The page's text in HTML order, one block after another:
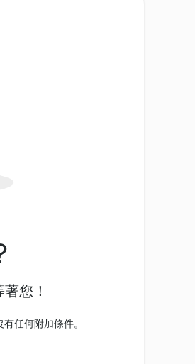
您！
任何附加條件。